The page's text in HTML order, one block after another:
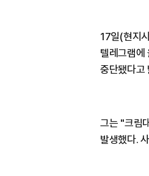
17일(현지
텔레그램에
중단됐다고
그는 "크림
발생했다.